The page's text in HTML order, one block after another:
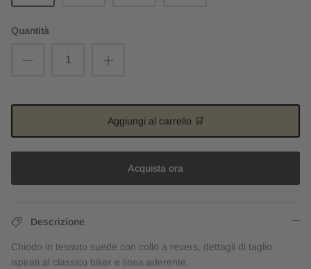
Quantità
Aggiungi al carrello 🛒
Acquista ora
Descrizione
Chiodo in tessuto suede con collo a revers, dettagli di taglio
ispirati al classico biker e linea aderente.